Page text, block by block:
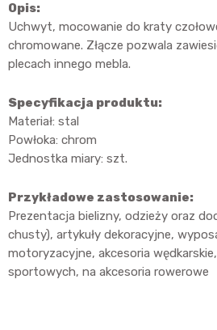
Opis:
Uchwyt, mocowanie do kraty
chromowane. Złącze pozwala
plecach innego mebla.
Specyfikacja produktu:
Materiał: stal
Powłoka: chrom
Jednostka miary: szt.
Przykładowe zastosowanie:
Prezentacja bielizny, odzieży oraz
chusty), artykuły dekoracyjne,
motoryzacyjne, akcesoria
sportowych, na akcesoria rowerowe